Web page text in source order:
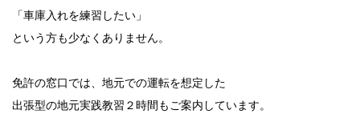
「車庫入れを練習したい」
という方も少なくありません。
免許の窓口では、地元での運転を想定した
出張型の地元実践教習２時間 もご案内しています。